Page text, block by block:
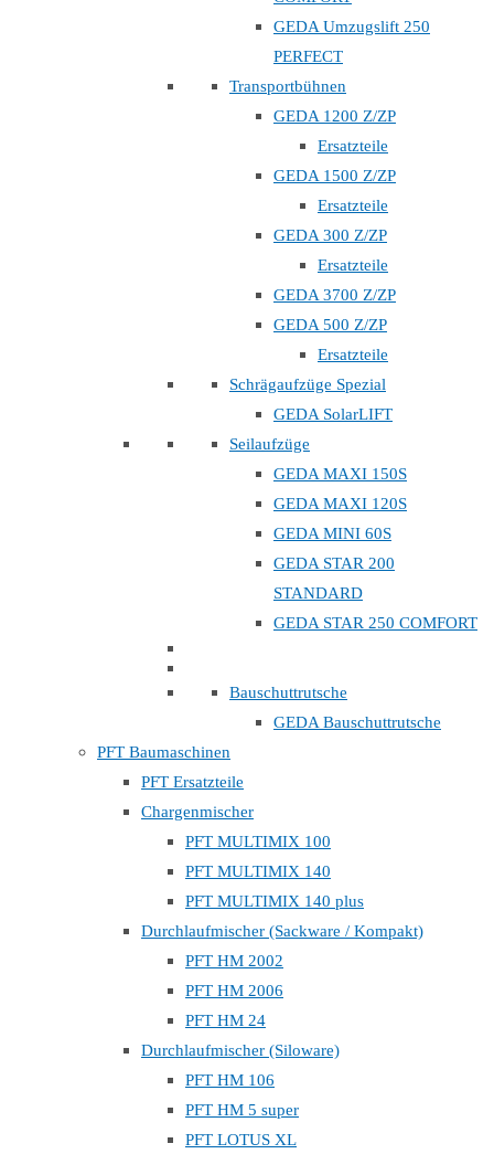
GEDA Umzugslift 250
PERFECT
Transportbühnen
GEDA 1200 Z/ZP
Ersatzteile
GEDA 1500 Z/ZP
Ersatzteile
GEDA 300 Z/ZP
Ersatzteile
GEDA 3700 Z/ZP
GEDA 500 Z/ZP
Ersatzteile
Schrägaufzüge Spezial
GEDA SolarLIFT
Seilaufzüge
GEDA MAXI 150S
GEDA MAXI 120S
GEDA MINI 60S
GEDA STAR 200
STANDARD
GEDA STAR 250 COMFORT
Bauschuttrutsche
GEDA Bauschuttrutsche
PFT Baumaschinen
PFT Ersatzteile
Chargenmischer
PFT MULTIMIX 100
PFT MULTIMIX 140
PFT MULTIMIX 140 plus
Durchlaufmischer (Sackware / Kompakt)
PFT HM 2002
PFT HM 2006
PFT HM 24
Durchlaufmischer (Siloware)
PFT HM 106
PFT HM 5 super
PFT LOTUS XL